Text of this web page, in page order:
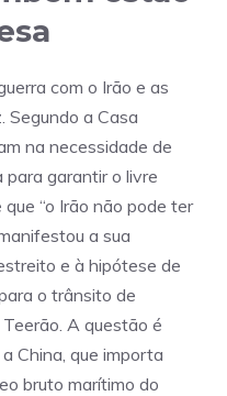
com o Irão e as
Segundo a Casa
na necessidade de
garantir o livre
“o Irão não pode ter
a sua
e à hipótese de
o trânsito de
A questão é
China, que importa
bruto marítimo do